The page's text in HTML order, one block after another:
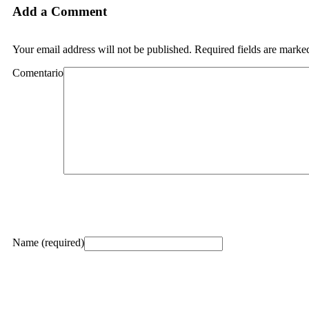
Add a Comment
Your email address will not be published. Required fields are
Name (required)
Comentario